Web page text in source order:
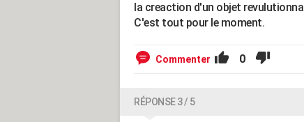
la creaction d'un objet
C'est tout pour le moment.
Commenter 0
RÉPONSE 3 / 5